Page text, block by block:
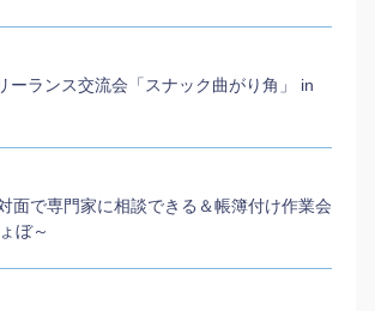
ーランス交流会「スナック曲がり角」 in
で専門家に相談できる＆帳簿付け作業会
ぼ～